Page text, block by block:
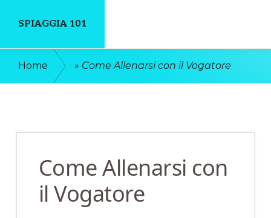
main
content
primary
sidebar
SPIAGGIA 101
Online
Home » Come Allenarsi con il Vogatore
Come Allenarsi con
il Vogatore